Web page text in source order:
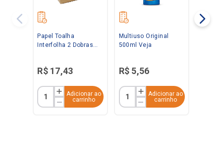
Papel Toalha
Interfolha 2 Dobras
Baby
R$ 17,43
Adicionar ao
carrinho
Multiuso Original
500ml Veja
R$ 5,56
Adicionar ao
carrinho